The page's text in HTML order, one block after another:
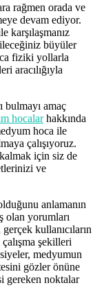
rağmen orada ve
devam ediyor.
karşılaşmanız
büyüler
fiziki yollarla
aracılığıyla
bulmayı amaç
hocalarhakkında
hoca ile
çalışıyoruz.
için siz de
ve
anlamanın
olan yorumları
kullanıcıların
şekilleri
medyumun
gözler önüne
gereken noktalar